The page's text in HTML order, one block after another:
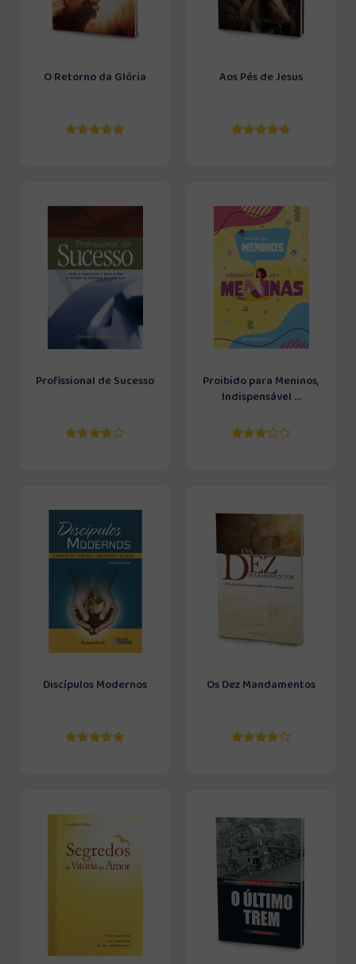
O Retorno da Glória Aos Pés de Jesus
Profissional de Sucesso
Proibido para Meninos,
Indispensável ...
Discípulos Modernos Os Dez Mandamentos